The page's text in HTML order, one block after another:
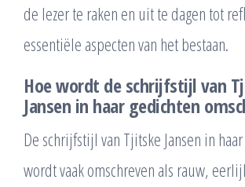
de lezer te raken en uit te dagen tot
essentiële aspecten van het bestaan.
Hoe wordt de schrijfstijl van
Jansen in haar gedichten
De schrijfstijl van Tjitske Jansen in
wordt vaak omschreven als rauw,